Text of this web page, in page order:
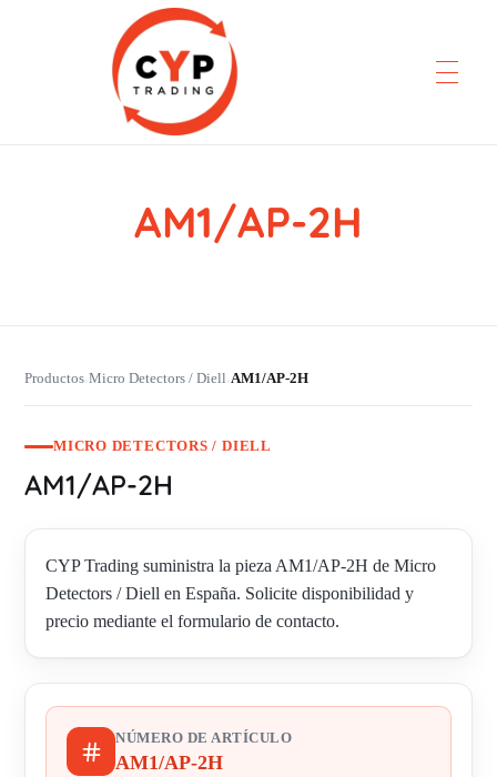
CYP Trading
AM1/AP-2H
Productos›Micro Detectors / Diell›AM1/AP-2H
MICRO DETECTORS / DIELL
AM1/AP-2H
CYP Trading suministra la pieza AM1/AP-2H de Micro
Detectors / Diell en España. Solicite disponibilidad y
precio mediante el formulario de contacto.
NÚMERO DE ARTÍCULO
AM1/AP-2H